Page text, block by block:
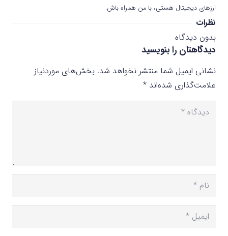
ارزهای دیجیتال هستی، با من همراه باش.
نظرات
بدون دیدگاه
دیدگاهتان را بنویسید
نشانی ایمیل شما منتشر نخواهد شد. بخش‌های موردنیاز
علامت‌گذاری شده‌اند *